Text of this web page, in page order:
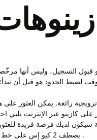
قبول التسجيل، وليس أنها
رائعة. يمكن العثور على
وبدء اللعب. تم إطلاق كازينو أمونرا في مايو 2023 ، يمكنك التأكد
سيكون لديك فرصة فريدة
يصطف 2 كيو إس على خط الفوز نشط مع البرية جنبا إلى جنب .